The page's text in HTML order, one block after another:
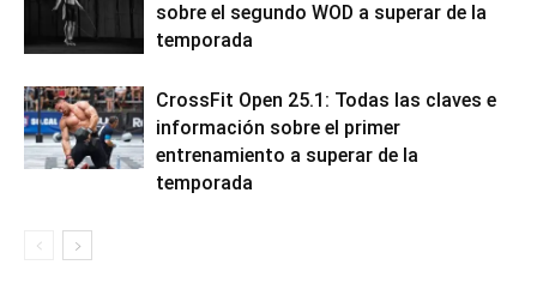
sobre el segundo WOD a superar de la
temporada
CrossFit Open 25.1: Todas las claves e
información sobre el primer
entrenamiento a superar de la
temporada